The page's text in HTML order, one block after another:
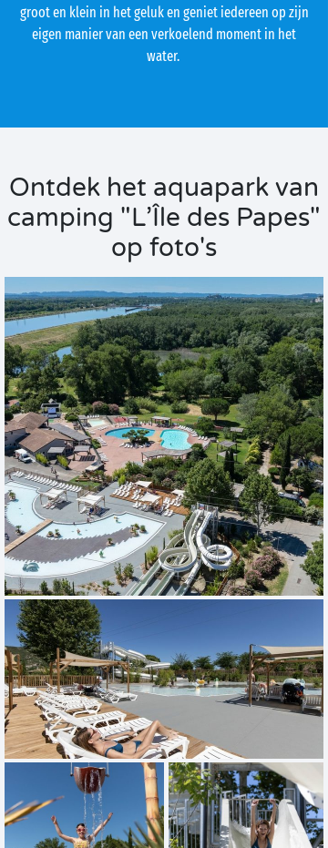
groot en klein in het geluk en geniet iedereen op zijn
eigen manier van een verkoelend moment in het
water.
Ontdek het aquapark van
camping "L’Île des Papes"
op foto's